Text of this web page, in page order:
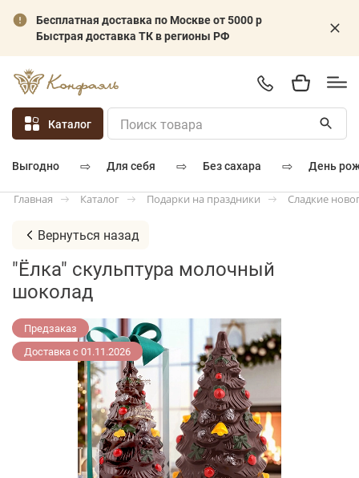
Бесплатная доставка по Москве от 5000 р
Быстрая доставка ТК в регионы РФ
Каталог
выгодно ⇨ для себя ⇨ без сахара ⇨ день
Главная Каталог Подарки на праздники Сладкие
Вернуться назад
"Ёлка" скульптура молочный
шоколад
Предзаказ
Доставка с 01.11.2026